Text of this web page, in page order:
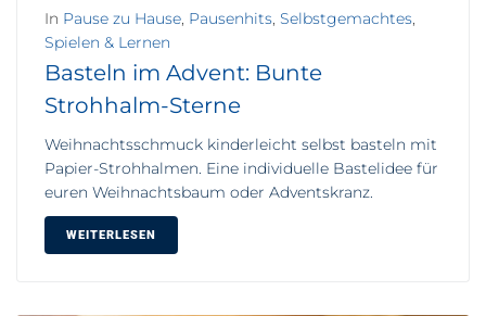
In Pause zu Hause, Pausenhits, Selbstgemachtes,
Spielen & Lernen
Basteln im Advent: Bunte
Strohhalm-Sterne
Weihnachtsschmuck kinderleicht selbst basteln mit
Papier-Strohhalmen. Eine individuelle Bastelidee für
euren Weihnachtsbaum oder Adventskranz.
WEITERLESEN